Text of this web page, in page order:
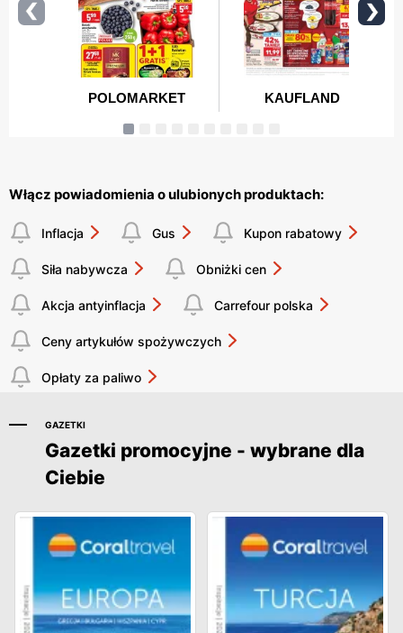
Włącz powiadomienia o ulubionych produktach:
Inflacja Gus Kupon rabatowy
Siła nabywcza Obniżki cen
Akcja antyinflacja Carrefour polska
Ceny artykułów spożywczych
Opłaty za paliwo
GAZETKI
Gazetki promocyjne - wybrane dla
Ciebie